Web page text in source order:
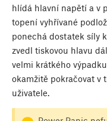
hlídá hlavní napětí a v
topení vyhřívané
ponechá dostatek síly
zvedl tiskovou hlavu
velmi krátkého
okamžitě pokračovat v
uživatele.